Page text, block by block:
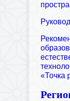
«Точка